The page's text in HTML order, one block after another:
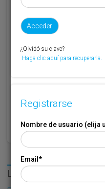
Si no recuerda o no tiene a
teléfono 944 400 000 y se lo
* Campo obligatorio
LO MÁS LEÍDO
¿Olvidó su clave?
Haga clic aquí para recuperarla.
Registrarse
Nombre de usuario (elija
Email*